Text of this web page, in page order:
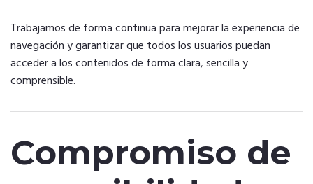
Trabajamos de forma continua para mejorar la experiencia de
navegación y garantizar que todos los usuarios puedan
acceder a los contenidos de forma clara, sencilla y
comprensible.
Compromiso de